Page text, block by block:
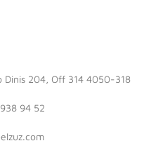
Dinis 204, Off 314 4050-318
94 52